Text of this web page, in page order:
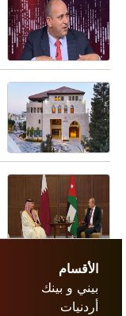
الأقسام
بيني و بينك
أردنيات